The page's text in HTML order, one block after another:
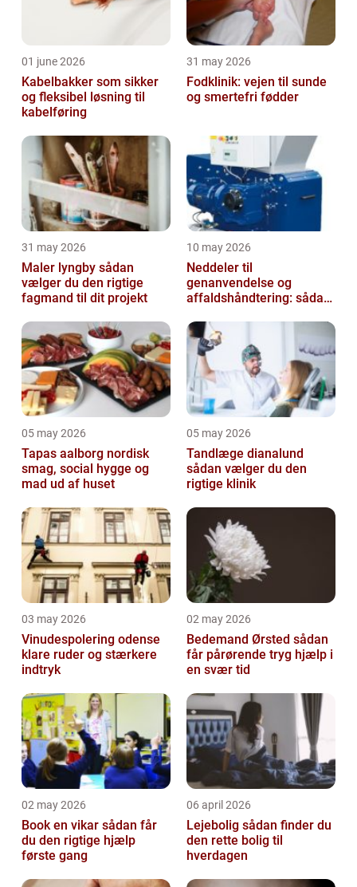
01 june 2026
Kabelbakker som sikker
og fleksibel løsning til
kabelføring
31 may 2026
Fodklinik: vejen til sunde
og smertefri fødder
31 may 2026
Maler lyngby sådan
vælger du den rigtige
fagmand til dit projekt
10 may 2026
Neddeler til
genanvendelse og
affaldshåndtering: sådan
05 may 2026
Tapas aalborg nordisk
smag, social hygge og
mad ud af huset
05 may 2026
Tandlæge dianalund
sådan vælger du den
rigtige klinik
03 may 2026
Vinudespolering odense
klare ruder og stærkere
indtryk
02 may 2026
Bedemand Ørsted sådan
får pårørende tryg hjælp i
en svær tid
02 may 2026
Book en vikar sådan får
du den rigtige hjælp
første gang
06 april 2026
Lejebolig sådan finder du
den rette bolig til
hverdagen